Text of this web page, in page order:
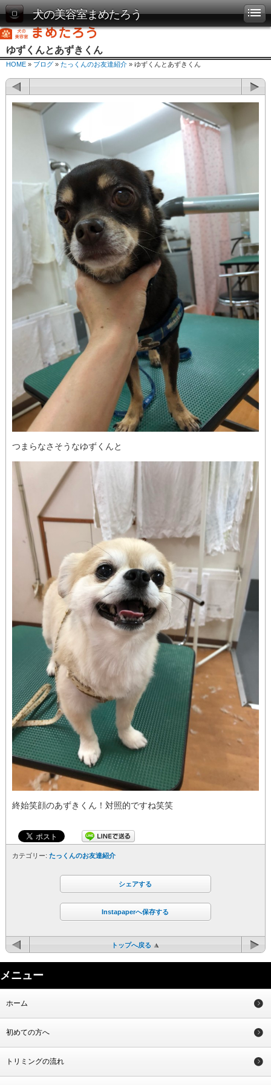
犬の美容室まめたろう
ゆずくんとあずきくん
HOME » ブログ » たっくんのお友達紹介 » ゆずくんとあずきくん
つまらなさそうなゆずくんと
終始笑顔のあずきくん！対照的ですね笑笑
カテゴリー: たっくんのお友達紹介
シェアする
Instapaperへ保存する
トップへ戻る
メニュー
ホーム
初めての方へ
トリミングの流れ